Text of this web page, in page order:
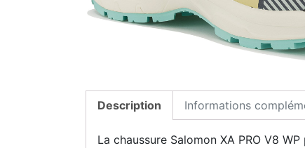
Description Informations
La chaussure Salomon XA PRO V8